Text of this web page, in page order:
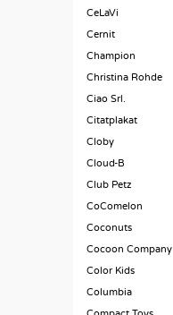
CeLaVi
Cernit
Champion
Christina Rohde
Ciao Srl.
Citatplakat
Cloby
Cloud-B
Club Petz
CoComelon
Coconuts
Cocoon Company
Color Kids
Columbia